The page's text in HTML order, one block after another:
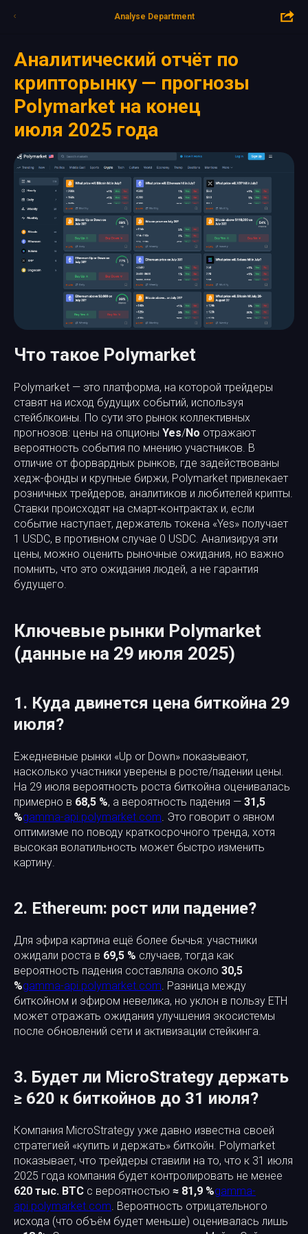
Analyse Department
Аналитический отчёт по
крипторынку — прогнозы
Polymarket на конец
июля 2025 года
Что такое Polymarket
Polymarket — это платформа, на которой трейдеры
ставят на исход будущих событий, используя
стейблкоины. По сути это рынок коллективных
прогнозов: цены на опционы Yes/No отражают
вероятность события по мнению участников. В
отличие от форвардных рынков, где задействованы
хедж-фонды и крупные биржи, Polymarket привлекает
розничных трейдеров, аналитиков и любителей крипты.
Ставки происходят на смарт‑контрактах и, если
событие наступает, держатель токена «Yes» получает
1 USDC, в противном случае 0 USDC. Анализируя эти
цены, можно оценить рыночные ожидания, но важно
помнить, что это ожидания людей, а не гарантия
будущего.
Ключевые рынки Polymarket
(данные на 29 июля 2025)
1. Куда двинется цена биткойна 29
июля?
Ежедневные рынки «Up or Down» показывают,
насколько участники уверены в росте/падении цены.
На 29 июля вероятность роста биткойна оценивалась
примерно в 68,5 %, а вероятность падения — 31,5
%gamma-api.polymarket.com . Это говорит о явном
оптимизме по поводу краткосрочного тренда, хотя
высокая волатильность может быстро изменить
картину.
2. Ethereum: рост или падение?
Для эфира картина ещё более бычья: участники
ожидали роста в 69,5 % случаев, тогда как
вероятность падения составляла около 30,5
%gamma-api.polymarket.com . Разница между
биткойном и эфиром невелика, но уклон в пользу ETH
может отражать ожидания улучшения экосистемы
после обновлений сети и активизации стейкинга.
3. Будет ли MicroStrategy держать
≥ 620 к биткойнов до 31 июля?
Компания MicroStrategy уже давно известна своей
стратегией «купить и держать» биткойн. Polymarket
показывает, что трейдеры ставили на то, что к 31 июля
2025 года компания будет контролировать не менее
620 тыс. BTC с вероятностью ≈ 81,9 %gamma-
api.polymarket.com . Вероятность отрицательного
исхода (что объём будет меньше) оценивалась лишь